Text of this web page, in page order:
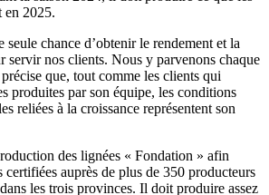
en 2025.
seule chance d’obtenir le rendement et la
servir nos clients. Nous y parvenons chaque
que, tout comme les clients qui
produites par son équipe, les conditions
reliées à la croissance représentent son
des lignées « Fondation » afin
certifiées auprès de plus de 350 producteurs
les trois provinces. Il doit produire assez